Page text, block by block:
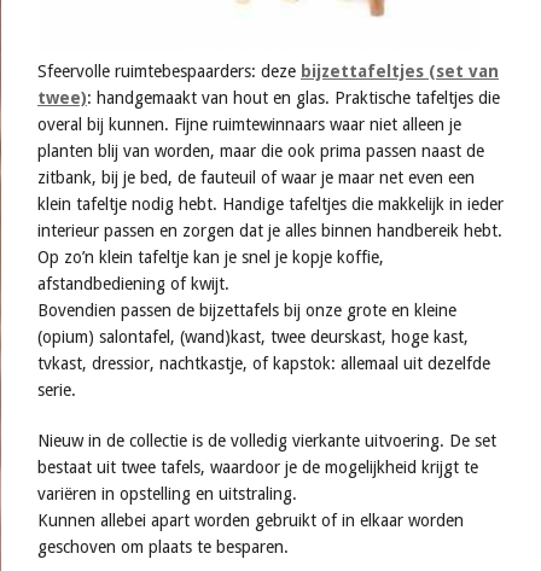
Sfeervolle ruimtebespaarders: deze bijzettafeltjes (set van
twee): handgemaakt van hout en glas. Praktische tafeltjes die
overal bij kunnen. Fijne ruimtewinnaars waar niet alleen je
planten blij van worden, maar die ook prima passen naast de
zitbank, bij je bed, de fauteuil of waar je maar net even een
klein tafeltje nodig hebt. Handige tafeltjes die makkelijk in ieder
interieur passen en zorgen dat je alles binnen handbereik hebt.
Op zo’n klein tafeltje kan je snel je kopje koffie,
afstandbediening of kwijt.
Bovendien passen de bijzettafels bij onze grote en kleine
(opium) salontafel, (wand)kast, twee deurskast, hoge kast,
tvkast, dressior, nachtkastje, of kapstok: allemaal uit dezelfde
serie.
Nieuw in de collectie is de volledig vierkante uitvoering. De set
bestaat uit twee tafels, waardoor je de mogelijkheid krijgt te
variëren in opstelling en uitstraling.
Kunnen allebei apart worden gebruikt of in elkaar worden
geschoven om plaats te besparen.